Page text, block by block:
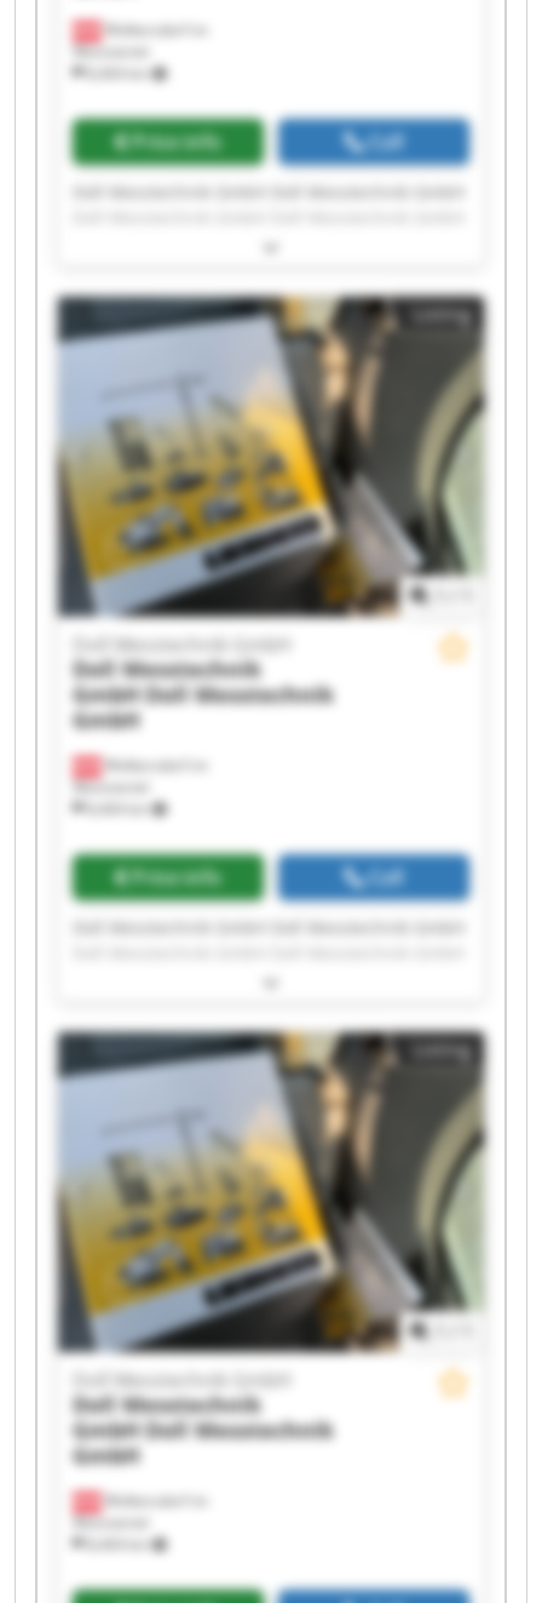
Wolkersdorf im
Weinviertel
8,404 km
Price info Call
Doll Messtechnik GmbH Doll Messtechnik GmbH
Doll Messtechnik GmbH Doll Messtechnik GmbH
Doll Messtechnik GmbH Doll Messtechnik GmbH
Doll Messtechnik GmbH Doll Messtechnik GmbH
Doll Messtechnik GmbH Doll Messtechnik GmbH
Doll Messtechnik GmbH Doll Messtechnik GmbH
Doll Messtechnik GmbH Doll Messtechnik GmbH
Doll Messtechnik GmbH Doll Messtechnik GmbH
Listing
Wolkersdorf im
Weinviertel
8,404 km
Doll Messtechnik GmbH
Doll Messtechnik
GmbHDoll Messtechnik
GmbH
Price info Call
Doll Messtechnik GmbH Doll Messtechnik GmbH
Doll Messtechnik GmbH Doll Messtechnik GmbH
Doll Messtechnik GmbH Doll Messtechnik GmbH
Doll Messtechnik GmbH Doll Messtechnik GmbH
Doll Messtechnik GmbH Doll Messtechnik GmbH
Doll Messtechnik GmbH Doll Messtechnik GmbH
Doll Messtechnik GmbH Doll Messtechnik GmbH
Doll Messtechnik GmbH Doll Messtechnik GmbH
Listing
Wolkersdorf im
Weinviertel
8,404 km
Doll Messtechnik GmbH
Doll Messtechnik
GmbHDoll Messtechnik
GmbH